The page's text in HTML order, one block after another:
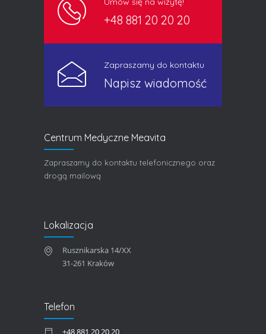
+48 881 20 20 20
Zapraszamy do kontaktu
Napisz wiadomość
Centrum Medyczne Meavita
Zapraszamy do kontaktu telefonicznego oraz
drogą mailową
Lokalizacja
Rusznikarska 14/XX
31-261 Kraków
Telefon
+48 881 20 20 20